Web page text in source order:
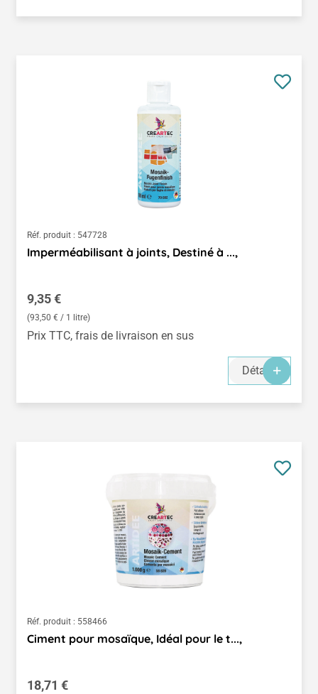
Réf. produit : 547728
Imperméabilisant à joints, Destiné à ...,
Prix régulier :
9,35 €
(93,50 € / 1 litre)
Prix TTC, frais de livraison en sus
Détails
Réf. produit : 558466
Ciment pour mosaïque, Idéal pour le t...,
Prix régulier :
18,71 €